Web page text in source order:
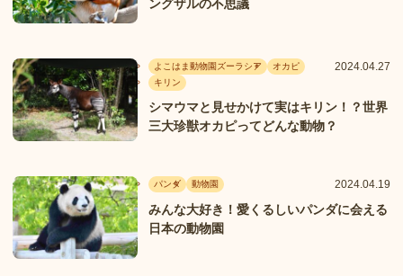
ングザルの不思議
よこはま動物園ズーラシア
オカピ
キリン
2024.04.27
シマウマと見せかけて実はキリン！？世界
三大珍獣オカピってどんな動物？
パンダ 動物園 2024.04.19
みんな大好き！愛くるしいパンダに会える
日本の動物園